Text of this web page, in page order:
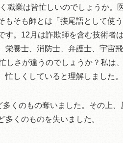
業は皆忙しいのでしょうか。医
そも師とは「接尾語として使う
す。12月は詐欺師を含む技術者
栄養士、消防士、弁護士、宇宙
しさが違うのでしょうか？私は
しくしていると理解しました。
くのもの奪いました。その上、
くのものを失いました。